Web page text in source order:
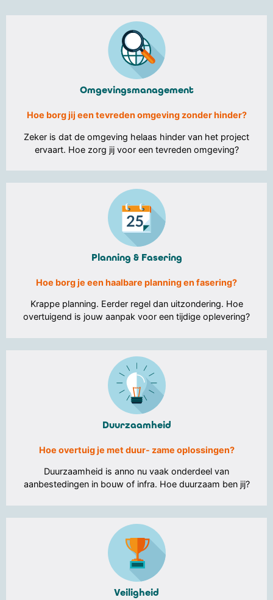
Omgevingsmanagement
Hoe borg jij een tevreden omgeving zonder hinder?
Zeker is dat de omgeving helaas hinder van het project
ervaart. Hoe zorg jij voor een tevreden omgeving?
Planning & Fasering
Hoe borg je een haalbare planning en fasering?
Krappe planning. Eerder regel dan uitzondering. Hoe
overtuigend is jouw aanpak voor een tijdige oplevering?
Duurzaamheid
Hoe overtuig je met duur- zame oplossingen?
Duurzaamheid is anno nu vaak onderdeel van
aanbestedingen in bouw of infra. Hoe duurzaam ben jij?
Veiligheid